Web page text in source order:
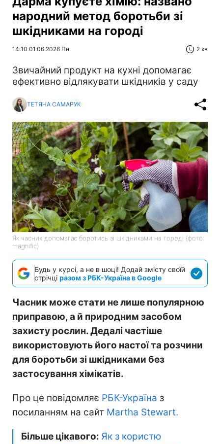
народний метод боротьби зі
шкідниками на городі
14:10 01.06.2026 Пн 2 хв
Звичайний продукт на кухні допомагає
ефективно відлякувати шкідників у саду
ТЕТЯНА САМАРУК
Як часник допомагає боротись зі шкідниками на городі (фото:
magnific)
Будь у курсі, а не в шоці! Додай змісту своїй
стрічці разом з РБК-Україна в Google
Часник може стати не лише популярною
приправою, а й природним засобом
захисту рослин. Дедалі частіше
використовують його настої та розчини
для боротьби зі шкідниками без
застосування хімікатів.
Про це повідомляє РБК-Україна з
посиланням на сайт Martha Stewart.
Більше цікавого: Як з користю